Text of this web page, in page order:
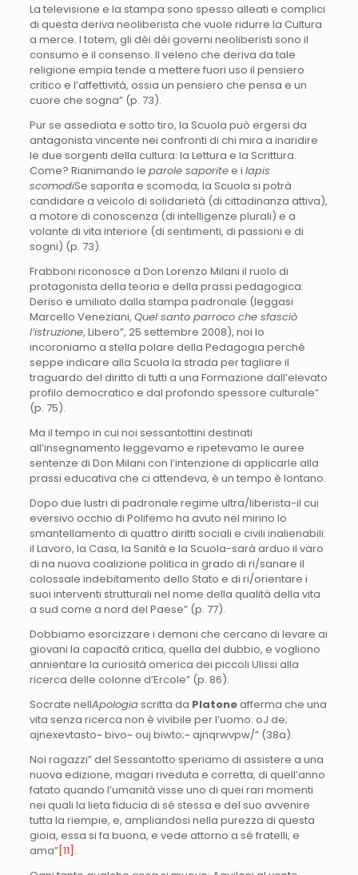
La televisione e la stampa sono spesso alleati e complici
di questa deriva neoliberista che vuole ridurre la Cultura
a merce. I totem, gli dèi déi governi neoliberisti sono il
consumo e il consenso. Il veleno che deriva da tale
religione empia tende a mettere fuori uso il pensiero
critico e l’affettività, ossia un pensiero che pensa e un
cuore che sogna” (p. 73).
Pur se assediata e sotto tiro, la Scuola può ergersi da
antagonista vincente nei confronti di chi mira a inaridire
le due sorgenti della cultura: la Lettura e la Scrittura.
Come? Rianimando le parole saporitee i lapis
scomodiSe saporita e scomoda, la Scuola si potrà
candidare a veicolo di solidarietà (di cittadinanza attiva),
a motore di conoscenza (di intelligenze plurali) e a
volante di vita interiore (di sentimenti, di passioni e di
sogni) (p. 73).
Frabboni riconosce a Don Lorenzo Milani il ruolo di
protagonista della teoria e della prassi pedagogica:
Deriso e umiliato dalla stampa padronale (leggasi
Marcello Veneziani, Quel santo parroco che sfasciò
l’istruzione, Libero”, 25 settembre 2008), noi lo
incoroniamo a stella polare della Pedagogia perché
seppe indicare alla Scuola la strada per tagliare il
traguardo del diritto di tutti a una Formazione dall’elevato
profilo democratico e dal profondo spessore culturale”
(p. 75).
Ma il tempo in cui noi sessantottini destinati
all’insegnamento leggevamo e ripetevamo le auree
sentenze di Don Milani con l’intenzione di applicarle alla
prassi educativa che ci attendeva, è un tempo è lontano.
Dopo due lustri di padronale regime ultra/liberista-il cui
eversivo occhio di Polifemo ha avuto nel mirino lo
smantellamento di quattro diritti sociali e civili inalienabili:
il Lavoro, la Casa, la Sanità e la Scuola-sarà arduo il varo
di na nuova coalizione politica in grado di ri/sanare il
colossale indebitamento dello Stato e di ri/orientare i
suoi interventi strutturali nel nome della qualità della vita
a sud come a nord del Paese” (p. 77).
Dobbiamo esorcizzare i demoni che cercano di levare ai
giovani la capacità critica, quella del dubbio, e vogliono
annientare la curiosità omerica dei piccoli Ulissi alla
ricerca delle colonne d’Ercole” (p. 86).
Socrate nellApologiascritta da Platoneafferma che una
vita senza ricerca non è vivibile per l’uomo: oJ de;
ajnexevtasto~ bivo~ ouj biwto;~ ajnqrwvpw/” (38a).
Noi ragazzi” del Sessantotto speriamo di assistere a una
nuova edizione, magari riveduta e corretta, di quell’anno
fatato quando l’umanità visse uno di quei rari momenti
nei quali la lieta fiducia di sé stessa e del suo avvenire
tutta la riempie, e, ampliandosi nella purezza di questa
gioia, essa si fa buona, e vede attorno a sé fratelli, e
ama”[11] .